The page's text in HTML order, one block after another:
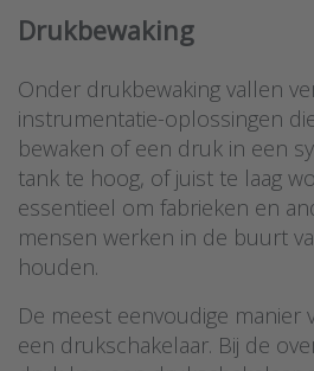
Drukbewaking
Onder drukbewaking vallen
instrumentatie-oplossingen
bewaken of een druk in een
tank te hoog, of juist te laag
essentieel om fabrieken en
mensen werken in de buurt
houden.
De meest eenvoudige manier
een drukschakelaar. Bij de